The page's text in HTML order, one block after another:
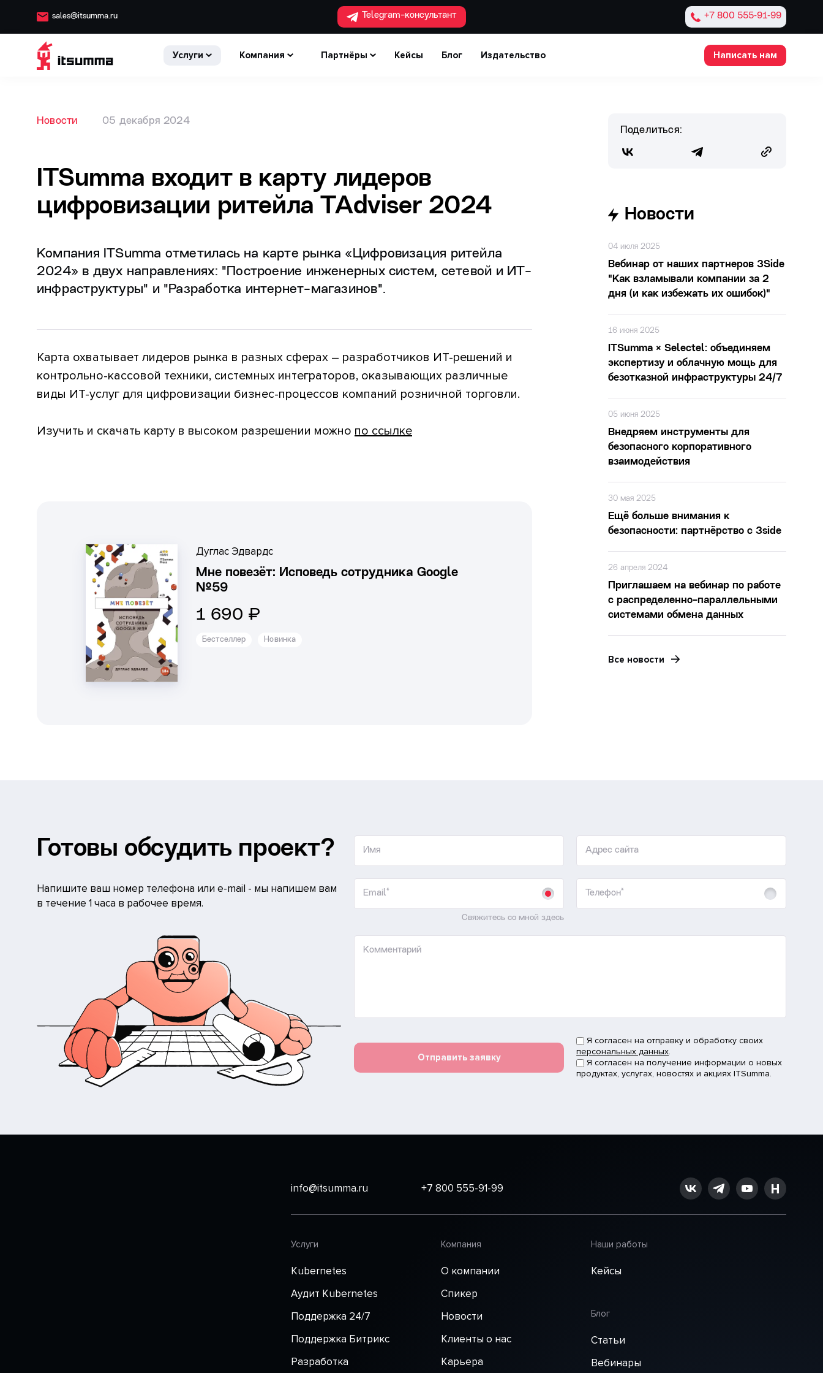
sales@itsumma.ru Telegram-консультант +7 800 555‑91‑99
Услуги Компания Партнёры Кейсы Блог Издательство Написать нам
Новости 05 декабря 2024
ITSumma входит в карту лидеров
цифровизации ритейла TAdviser 2024
Компания ITSumma отметилась на карте рынка «Цифровизация ритейла
2024» в двух направлениях: "Построение инженерных систем, сетевой и ИТ-
инфраструктуры" и "Разработка интернет-магазинов".
Карта охватывает лидеров рынка в разных сферах – разработчиков ИТ-решений и
контрольно-кассовой техники, системных интеграторов, оказывающих различные
виды ИТ-услуг для цифровизации бизнес-процессов компаний розничной торговли.
Изучить и скачать карту в высоком разрешении можно по ссылке
Дуглас Эдвардс
Мне повезёт: Исповедь сотрудника Google
№59
1 690 ₽
Бестселлер Новинка
Поделиться:
Новости
04 июля 2025
Вебинар от наших партнеров 3Side
"Как взламывали компании за 2
дня (и как избежать их ошибок)"
16 июня 2025
ITSumma × Selectel: объединяем
экспертизу и облачную мощь для
безотказной инфраструктуры 24/7
05 июня 2025
Внедряем инструменты для
безопасного корпоративного
взаимодействия
30 мая 2025
Ещё больше внимания к
безопасности: партнёрство с 3side
26 апреля 2024
Приглашаем на вебинар по работе
с распределенно-параллельными
системами обмена данных
Все новости
Готовы обсудить проект?
Напишите ваш номер телефона или e-mail - мы напишем вам
в течение 1 часа в рабочее время.
Имя Адрес сайта
Email*
Свяжитесь со мной здесь
Телефон*
Комментарий
Отправить заявку
Я согласен на отправку и обработку своих
персональных данных.
Я согласен на получение информации о новых
продуктах, услугах, новостях и акциях ITSumma.
info@itsumma.ru +7 800 555-91-99
Услуги
Kubernetes
Аудит Kubernetes
Поддержка 24/7
Поддержка Битрикс
Разработка
Компания
О компании
Спикер
Новости
Клиенты о нас
Карьера
Наши работы
Кейсы
Блог
Статьи
Вебинары